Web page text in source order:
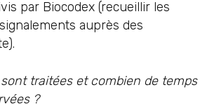
par Biocodex (recueillir les
auprès des
traitées et combien de temps
?